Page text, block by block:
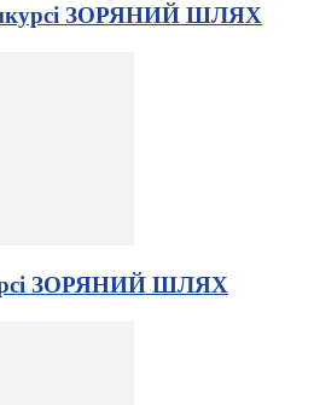
ЗОРЯНИЙ ШЛЯХ
ЗОРЯНИЙ ШЛЯХ